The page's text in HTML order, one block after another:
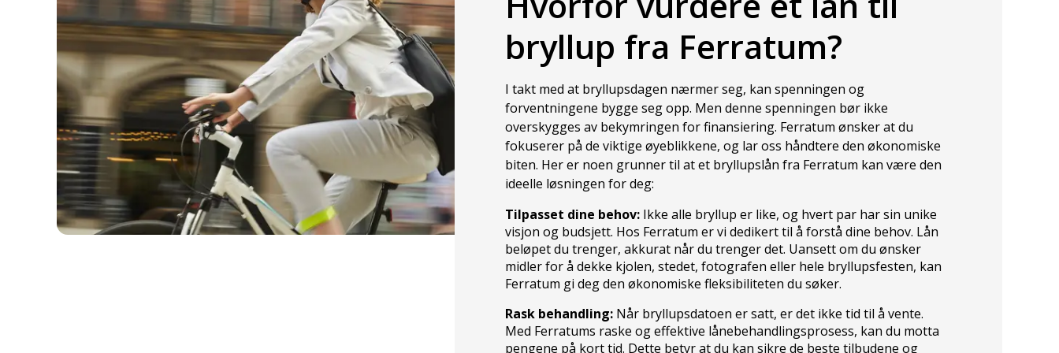
bryllup fra Ferratum?
I takt med at bryllupsdagen nærmer seg, kan spenningen og
forventningene bygge seg opp. Men denne spenningen bør ikke
overskygges av bekymringen for finansiering. Ferratum ønsker at du
fokuserer på de viktige øyeblikkene, og lar oss håndtere den økonomiske
biten. Her er noen grunner til at et bryllupslån fra Ferratum kan være den
ideelle løsningen for deg:
Tilpasset dine behov: Ikke alle bryllup er like, og hvert par har sin unike
visjon og budsjett. Hos Ferratum er vi dedikert til å forstå dine behov. Lån
beløpet du trenger, akkurat når du trenger det. Uansett om du ønsker
midler for å dekke kjolen, stedet, fotografen eller hele bryllupsfesten, kan
Ferratum gi deg den økonomiske fleksibiliteten du søker.
Rask behandling: Når bryllupsdatoen er satt, er det ikke tid til å vente.
Med Ferratums raske og effektive lånebehandlingsprosess, kan du motta
pengene på kort tid. Dette betyr at du kan sikre de beste tilbudene og